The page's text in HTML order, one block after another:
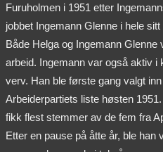
Furuholmen i 1951 etter
jobbet Ingemann Glenne i hele
Både Helga og Ingemann
arbeid. Ingemann var også aktiv i
verv. Han ble første gang valgt
Arbeiderpartiets liste høsten
fikk flest stemmer av de fem fra
Etter en pause på åtte år, ble han